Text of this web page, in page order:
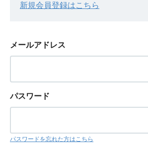
新規会員登録はこちら
メールアドレス
パスワード
パスワードを忘れた方はこちら